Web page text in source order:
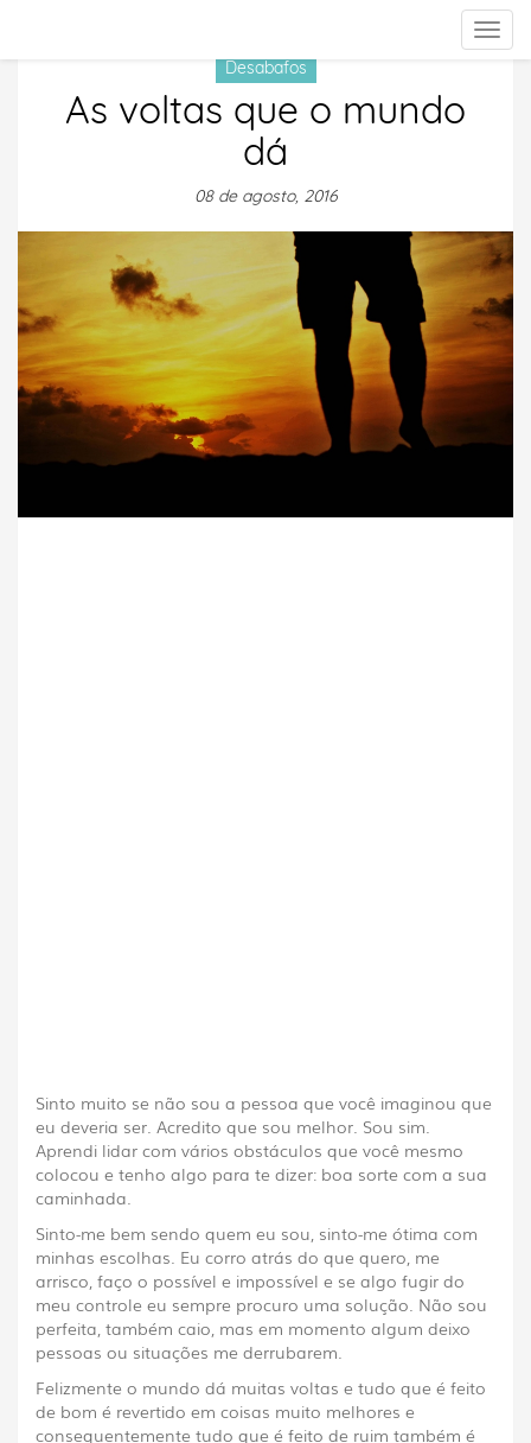
Desabafos
As voltas que o mundo
dá
08 de agosto, 2016
Sinto muito se não sou a pessoa que você imaginou que
eu deveria ser. Acredito que sou melhor. Sou sim.
Aprendi lidar com vários obstáculos que você mesmo
colocou e tenho algo para te dizer: boa sorte com a sua
caminhada.
Sinto-me bem sendo quem eu sou, sinto-me ótima com
minhas escolhas. Eu corro atrás do que quero, me
arrisco, faço o possível e impossível e se algo fugir do
meu controle eu sempre procuro uma solução. Não sou
perfeita, também caio, mas em momento algum deixo
pessoas ou situações me derrubarem.
Felizmente o mundo dá muitas voltas e tudo que é feito
de bom é revertido em coisas muito melhores e
consequentemente tudo que é feito de ruim também é